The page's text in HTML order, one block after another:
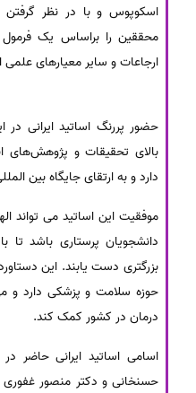
محققین را براساس یک فرمول
ارجاعات و سایر معیارهای
حضور پررنگ اساتید ایرانی
بالای تحقیقات و پژوهش‌های
دارد و به ارتقای جایگاه بین
موفقیت این اساتید می تواند
دانشجویان پرستاری باشد تا
بزرگتری دست یابند. این
حوزه سلامت و پزشکی دارد و
درمان در کشور کمک کند.
اسامی اساتید ایرانی حاضر
حسنخانی و دکتر منصور غفوری